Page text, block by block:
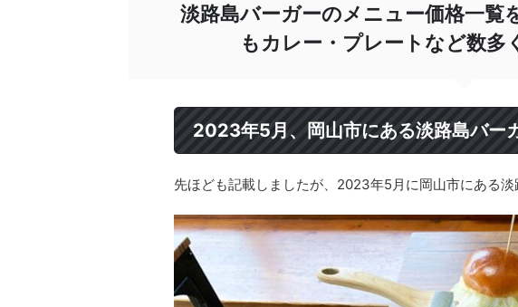
淡路島バーガーのメニュー価格一覧
もカレー・プレートなど数多
2023年5月、岡山市にある淡路島バー
先ほども記載しましたが、2023年5月に岡山市にある淡